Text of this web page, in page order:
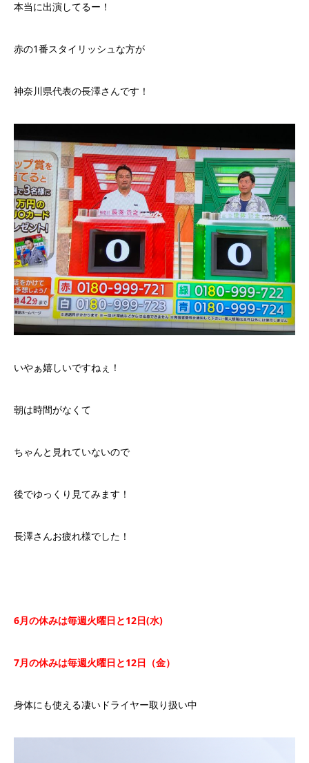
本当に出演してるー！
赤の1番スタイリッシュな方が
神奈川県代表の長澤さんです！
いやぁ嬉しいですねぇ！
朝は時間がなくて
ちゃんと見れていないので
後でゆっくり見てみます！
長澤さんお疲れ様でした！
6月の休みは毎週火曜日と12日(水)
7月の休みは毎週火曜日と12日（金）
身体にも使える凄いドライヤー取り扱い中